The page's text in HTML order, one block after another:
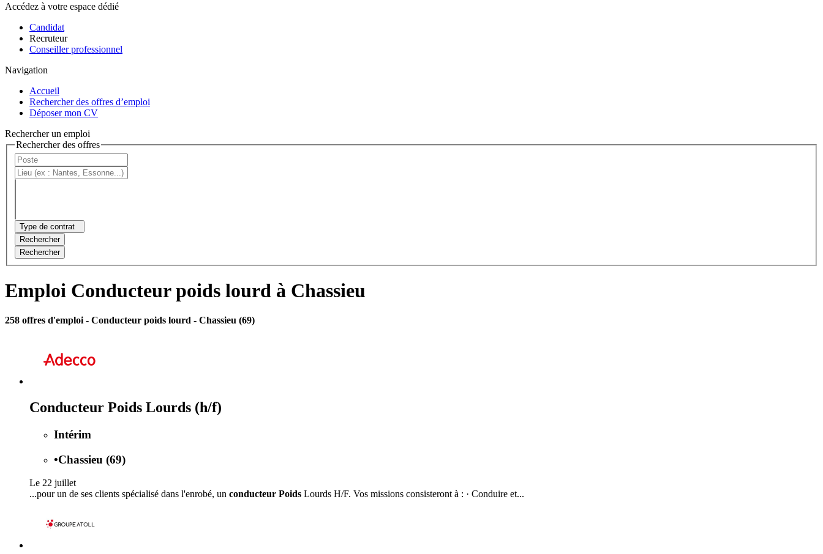
Accédez à votre espace dédié
Candidat
Recruteur
Conseiller professionnel
Navigation
Accueil
Rechercher des offres d’emploi
Déposer mon CV
Rechercher un emploi
Rechercher des offres
Type de contrat
Rechercher
Rechercher
Emploi Conducteur poids lourd à Chassieu
258 offres d'emploi - Conducteur poids lourd - Chassieu (69)
Conducteur Poids Lourds (h/f)
Intérim
•Chassieu (69)
Le 22 juillet
...pour un de ses clients spécialisé dans l'enrobé, un conducteur Poids Lourds H/F. Vos missions consisteront à : · Conduire et...